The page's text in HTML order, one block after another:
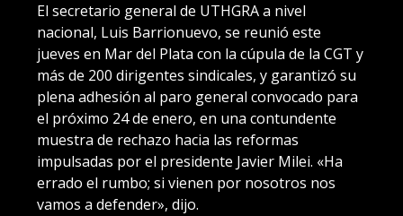
El secretario general de UTHGRA a nivel
nacional, Luis Barrionuevo, se reunió este
jueves en Mar del Plata con la cúpula de la CGT y
más de 200 dirigentes sindicales, y garantizó su
plena adhesión al paro general convocado para
el próximo 24 de enero, en una contundente
muestra de rechazo hacia las reformas
impulsadas por el presidente Javier Milei. «Ha
errado el rumbo; si vienen por nosotros nos
vamos a defender», dijo.